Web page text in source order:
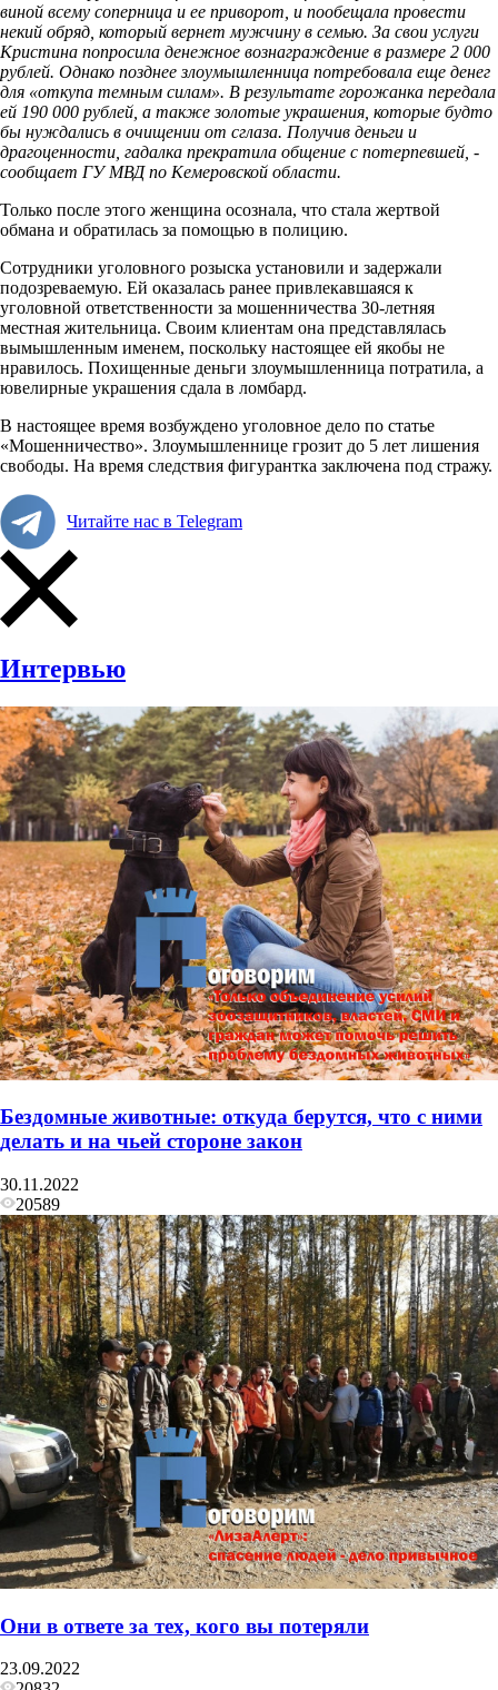
виной всему соперница и ее приворот, и пообещала провести
некий обряд, который вернет мужчину в семью. За свои услуги
Кристина попросила денежное вознаграждение в размере 2 000
рублей. Однако позднее злоумышленница потребовала еще денег
для «откупа темным силам». В результате горожанка передала
ей 190 000 рублей, а также золотые украшения, которые будто
бы нуждались в очищении от сглаза. Получив деньги и
драгоценности, гадалка прекратила общение с потерпевшей, -
сообщает ГУ МВД по Кемеровской области.
Только после этого женщина осознала, что стала жертвой
обмана и обратилась за помощью в полицию.
Сотрудники уголовного розыска установили и задержали
подозреваемую. Ей оказалась ранее привлекавшаяся к
уголовной ответственности за мошенничества 30-летняя
местная жительница. Своим клиентам она представлялась
вымышленным именем, поскольку настоящее ей якобы не
нравилось. Похищенные деньги злоумышленница потратила, а
ювелирные украшения сдала в ломбард.
В настоящее время возбуждено уголовное дело по статье
«Мошенничество». Злоумышленнице грозит до 5 лет лишения
свободы. На время следствия фигурантка заключена под стражу.
Читайте нас в Telegram
Интервью
Бездомные животные: откуда берутся, что с ними
делать и на чьей стороне закон
30.11.2022
20589
Они в ответе за тех, кого вы потеряли
23.09.2022